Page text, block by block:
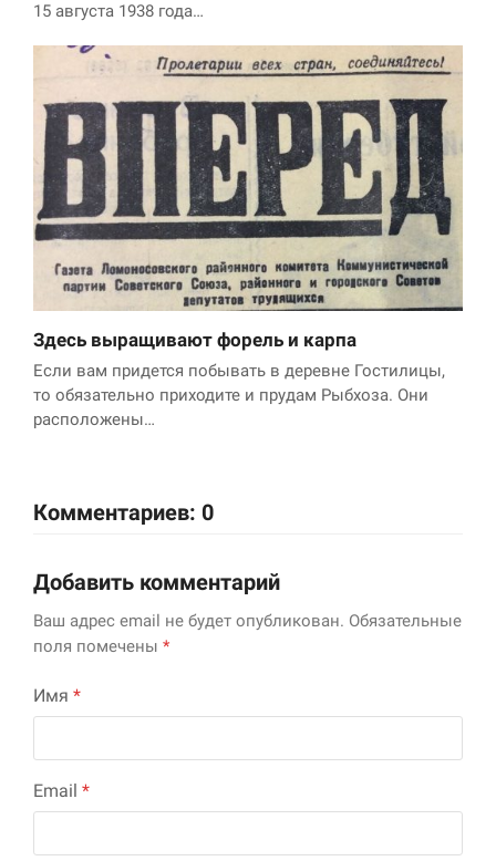
15 августа 1938 года…
Здесь выращивают форель и карпа
Если вам придется побывать в деревне Гостилицы,
то обязательно приходите и прудам Рыбхоза. Они
расположены…
Комментариев: 0
Добавить комментарий
Ваш адрес email не будет опубликован. Обязательные
поля помечены *
Имя *
Email *